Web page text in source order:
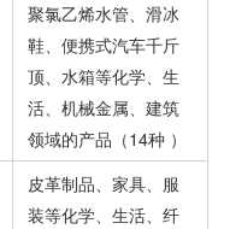
聚氯乙烯水管、滑冰
鞋、便携式汽车千斤
顶、水箱等化学、生
活、机械金属、建筑
领域的产品（14种 ）
皮革制品、家具、服
装等化学、生活、纤